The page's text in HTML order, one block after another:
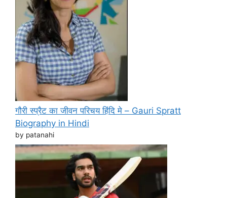
गौरी स्प्रैट का जीवन परिचय हिंदि मे – Gauri Spratt
Biography in Hindi
by patanahi